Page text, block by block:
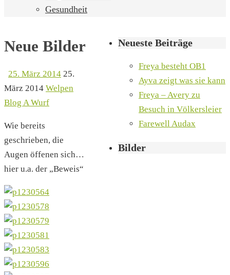
Gesundheit
Neue Bilder
25. März 2014 25.
März 2014 Welpen
Blog A Wurf
Wie bereits
geschrieben, die
Augen öffenen sich…
hier u.a. der „Beweis“
Neueste Beiträge
Freya besteht OB1
Ayva zeigt was sie kann
Freya – Avery zu
Besuch in Völkersleier
Farewell Audax
Bilder